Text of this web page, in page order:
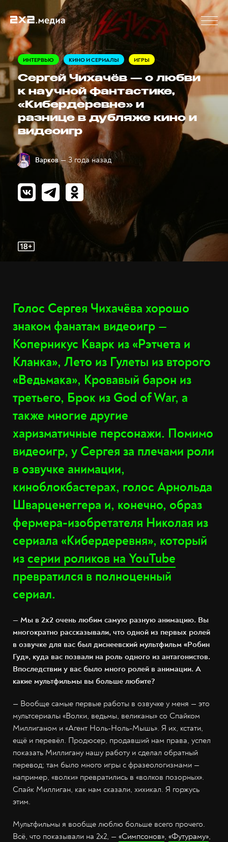
ИНТЕРВЬЮ КИНО И СЕРИАЛЫ ИГРЫ
Сергей Чихачёв — о любви
к научной фантастике,
«Кибердеревне» и
разнице в дубляже кино и
видеоигр
Варков — 3 года назад
Голос Сергея Чихачёва хорошо
знаком фанатам видеоигр —
Коперникус Кварк из «Рэтчета и
Кланка», Лето из Гулеты из второго
«Ведьмака», Кровавый барон из
третьего, Брок из God of War, а
также многие другие
харизматичные персонажи. Помимо
видеоигр, у Сергея за плечами роли
в озвучке анимации,
киноблокбастерах, голос Арнольда
Шварценеггера и, конечно, образ
фермера-изобретателя Николая из
сериала «Кибердеревня», который
из серии роликов на YouTube
превратился в полноценный
сериал.
— Мы в 2х2 очень любим самую разную анимацию. Вы
многократно рассказывали, что одной из первых ролей
в озвучке для вас был диснеевский мультфильм «Робин
Гуд», куда вас позвали на роль одного из антагонистов.
Впоследствии у вас было много ролей в анимации. А
какие мультфильмы вы больше любите?
— Вообще самые первые работы в озвучке у меня — это
мультсериалы «Волки, ведьмы, великаны» со Спайком
Миллиганом и «Агент Ноль-Ноль-Мышь». Я их, кстати,
ещё и перевёл. Продюсер, продавший нам права, успел
показать Миллигану нашу работу и сделал обратный
перевод; там было много игры с фразеологизмами —
например, «волки» превратились в «волков позорных».
Спайк Миллиган, как нам сказали, хихикал. Я горжусь
этим.
Мультфильмы я вообще люблю больше всего прочего.
Всё, что показывали на 2х2, — «Симпсонов», «Футураму»,